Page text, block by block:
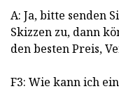
A: Ja, bitte senden
Skizzen zu, dann
den besten Preis,
F3: Wie kann ich